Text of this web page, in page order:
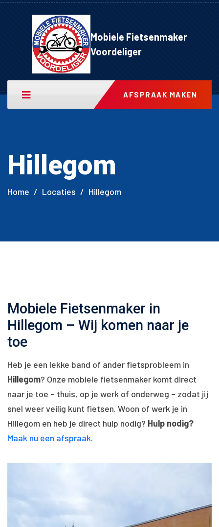
Mobiele Fietsenmaker
Voordeliger
AFSPRAAK MAKEN
Hillegom
Home / Locaties / Hillegom
Mobiele Fietsenmaker in
Hillegom – Wij komen naar je
toe
Heb je een lekke band of ander fietsprobleem in
Hillegom? Onze mobiele fietsenmaker komt direct
naar je toe – thuis, op je werk of onderweg – zodat jij
snel weer veilig kunt fietsen. Woon of werk je in
Hillegom en heb je direct hulp nodig? Hulp nodig?
Maak nu een afspraak.